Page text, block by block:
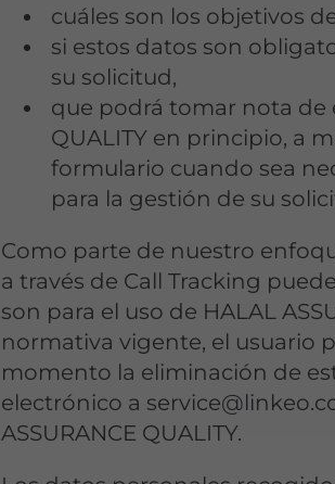
cuáles son los objetivos
si estos datos son
su solicitud,
que podrá tomar nota de
QUALITY en principio, a
formulario cuando sea
para la gestión de su
Como parte de nuestro
a través de Call Tracking
son para el uso de HALAL
normativa vigente, el usuario
momento la eliminación de
electrónico a
ASSURANCE QUALITY.